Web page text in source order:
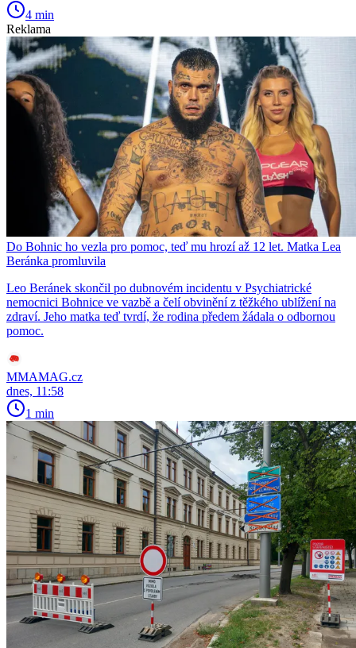
4 min
Reklama
Do Bohnic ho vezla pro pomoc, teď mu hrozí až 12 let. Matka Lea
Beránka promluvila
Leo Beránek skončil po dubnovém incidentu v Psychiatrické
nemocnici Bohnice ve vazbě a čelí obvinění z těžkého ublížení na
zdraví. Jeho matka teď tvrdí, že rodina předem žádala o odbornou
pomoc.
MMAMAG.cz
dnes, 11:58
1 min